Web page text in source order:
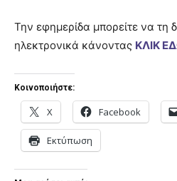
Την εφημερίδα μπορείτε να τη
ηλεκτρονικά κάνοντας ΚΛΙΚ
Κοινοποιήστε:
X Facebook
Εκτύπωση